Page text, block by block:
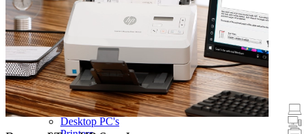
Laptops en tablets
Desktop PC's
Promoties